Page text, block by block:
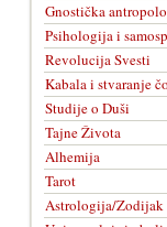
Gnostička
Psihologija i
Revolucija Svesti
Kabala i stvaranje
Studije o Duši
Tajne Života
Alhemija
Tarot
Astrologija/Zodijak